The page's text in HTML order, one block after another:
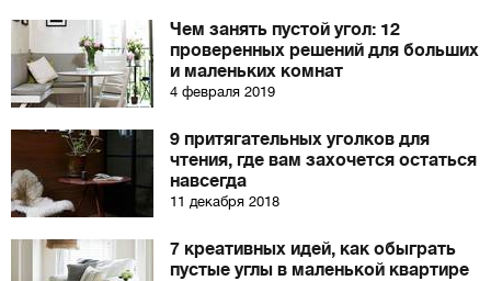
Чем занять пустой угол: 12
проверенных решений для больших
и маленьких комнат
4 февраля 2019
9 притягательных уголков для
чтения, где вам захочется остаться
навсегда
11 декабря 2018
7 креативных идей, как обыграть
пустые углы в маленькой квартире